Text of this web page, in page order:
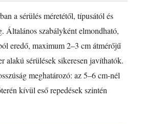
a sérülés méretétől, típusától és
Általános szabályként elmondható,
eredő, maximum 2–3 cm átmérőjű
alakú sérülések sikeresen javíthatók.
meghatározó: az 5–6 cm-nél
kívül eső repedések szintén